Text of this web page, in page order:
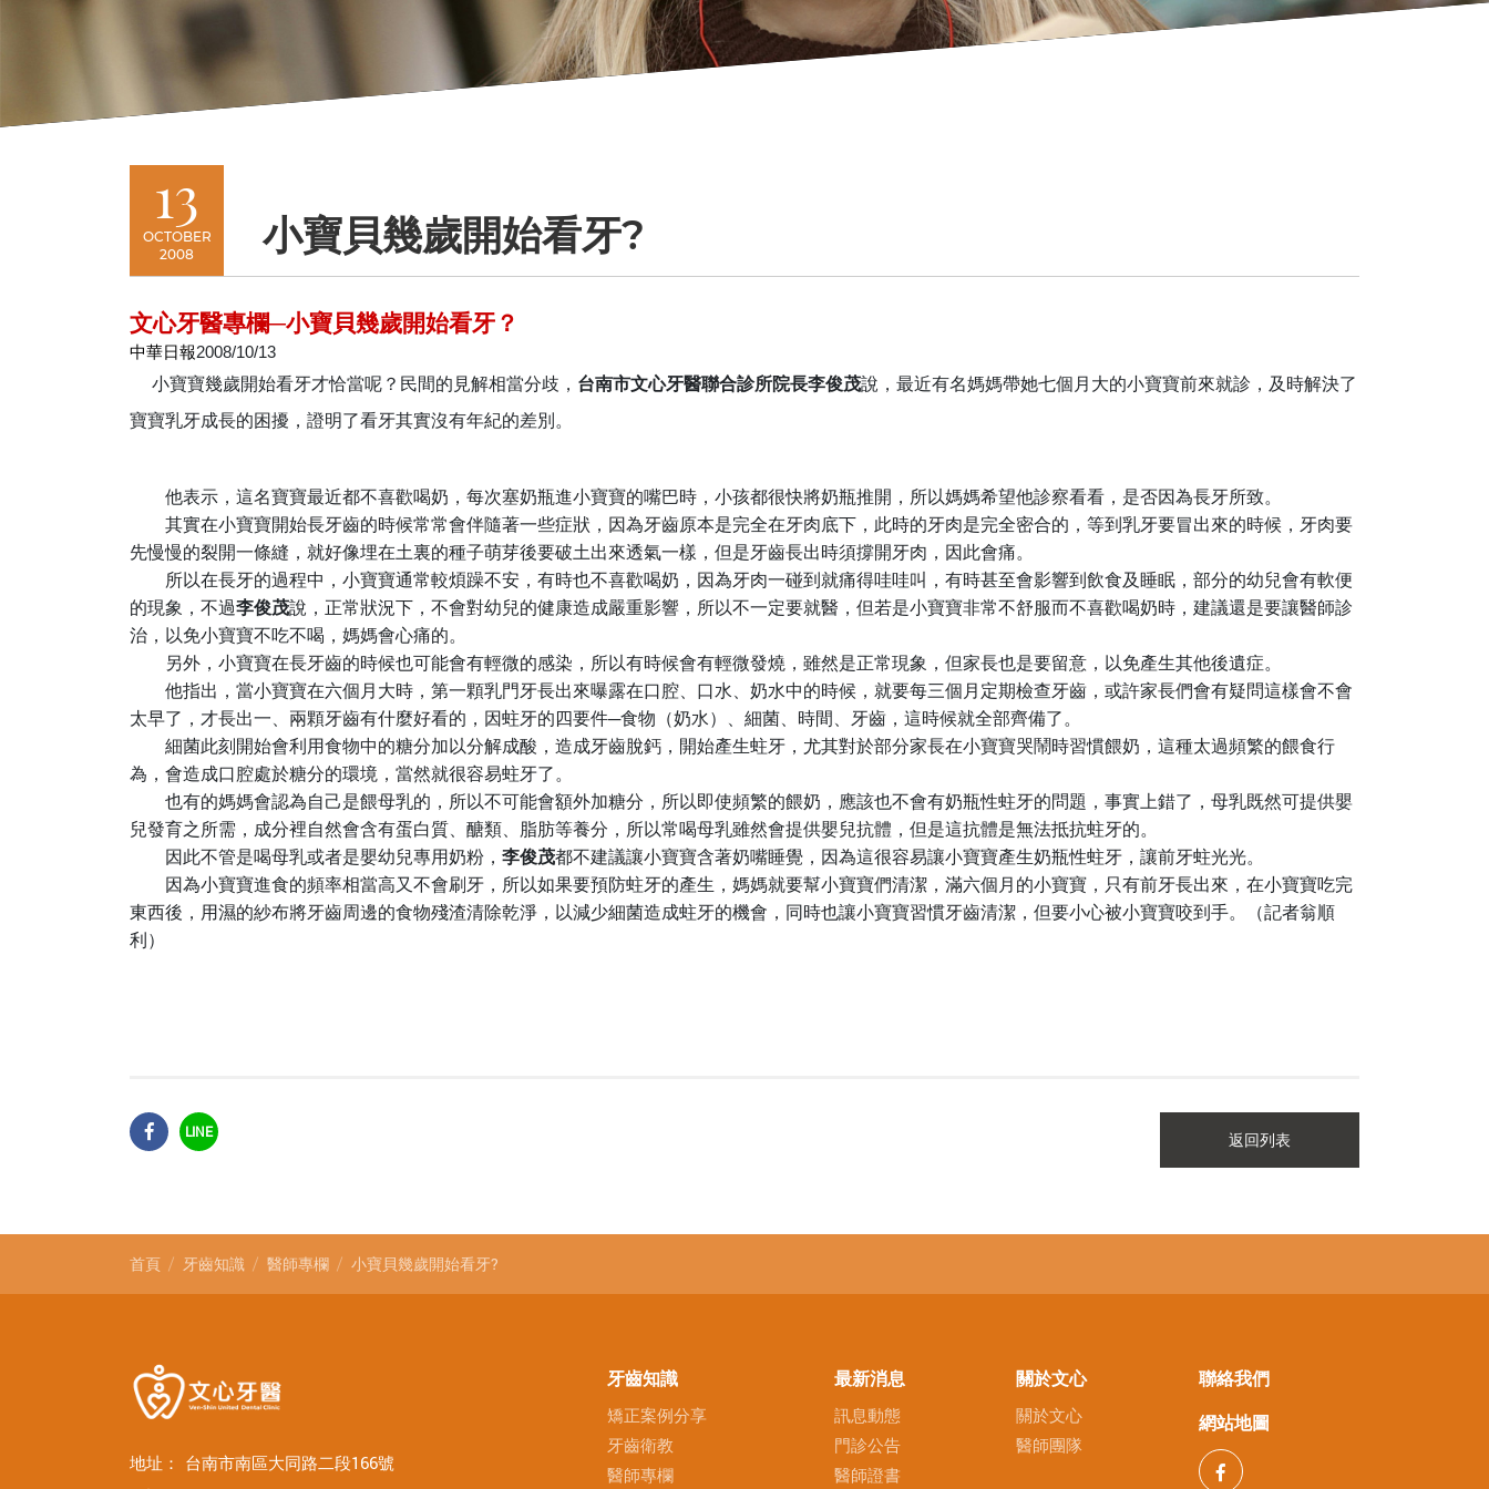
13
OCTOBER
2008
小寶貝幾歲開始看牙?
文心牙醫專欄─小寶貝幾歲開始看牙？
中華日報2008/10/13
小寶寶幾歲開始看牙才恰當呢？民間的見解相當分歧， 台南市文心牙醫聯合診所院長李俊茂說，最近有名媽媽帶她七個月大的小寶寶前來就診，及時解決了
寶寶乳牙成長的困擾，證明了看牙其實沒有年紀的差別。
他表示，這名寶寶最近都不喜歡喝奶，每次塞奶瓶進小寶寶的嘴巴時，小孩都很快將奶瓶推開，所以媽媽希望他診察看看，是否因為長牙所致。
其實在小寶寶開始長牙齒的時候常常會伴隨著一些症狀，因為牙齒原本是完全在牙肉底下，此時的牙肉是完全密合的，等到乳牙要冒出來的時候，牙肉要
先慢慢的裂開一條縫，就好像埋在土裏的種子萌芽後要破土出來透氣一樣，但是牙齒長出時須撐開牙肉，因此會痛。
所以在長牙的過程中，小寶寶通常較煩躁不安，有時也不喜歡喝奶，因為牙肉一碰到就痛得哇哇叫，有時甚至會影響到飲食及睡眠，部分的幼兒會有軟便
的現象，不過李俊茂說，正常狀況下，不會對幼兒的健康造成嚴重影響，所以不一定要就醫，但若是小寶寶非常不舒服而不喜歡喝奶時，建議還是要讓醫師診
治，以免小寶寶不吃不喝，媽媽會心痛的。
另外，小寶寶在長牙齒的時候也可能會有輕微的感染，所以有時候會有輕微發燒，雖然是正常現象，但家長也是要留意，以免產生其他後遺症。
他指出，當小寶寶在六個月大時，第一顆乳門牙長出來曝露在口腔、口水、奶水中的時候，就要每三個月定期檢查牙齒，或許家長們會有疑問這樣會不會
太早了，才長出一、兩顆牙齒有什麼好看的，因蛀牙的四要件─食物（奶水）、細菌、時間、牙齒，這時候就全部齊備了。
細菌此刻開始會利用食物中的糖分加以分解成酸，造成牙齒脫鈣，開始產生蛀牙，尤其對於部分家長在小寶寶哭鬧時習慣餵奶，這種太過頻繁的餵食行
為，會造成口腔處於糖分的環境，當然就很容易蛀牙了。
也有的媽媽會認為自己是餵母乳的，所以不可能會額外加糖分，所以即使頻繁的餵奶，應該也不會有奶瓶性蛀牙的問題，事實上錯了，母乳既然可提供嬰
兒發育之所需，成分裡自然會含有蛋白質、醣類、脂肪等養分，所以常喝母乳雖然會提供嬰兒抗體，但是這抗體是無法抵抗蛀牙的。
因此不管是喝母乳或者是嬰幼兒專用奶粉， 李俊茂都不建議讓小寶寶含著奶嘴睡覺，因為這很容易讓小寶寶產生奶瓶性蛀牙，讓前牙蛀光光。
因為小寶寶進食的頻率相當高又不會刷牙，所以如果要預防蛀牙的產生，媽媽就要幫小寶寶們清潔，滿六個月的小寶寶，只有前牙長出來，在小寶寶吃完
東西後，用濕的紗布將牙齒周邊的食物殘渣清除乾淨，以減少細菌造成蛀牙的機會，同時也讓小寶寶習慣牙齒清潔，但要小心被小寶寶咬到手。（記者翁順
利）
LINE 返回列表
首頁 牙齒知識 醫師專欄 小寶貝幾歲開始看牙?
地址： 台南市南區大同路二段166號
牙齒知識
矯正案例分享
牙齒衛教
醫師專欄
最新消息
訊息動態
門診公告
醫師證書
關於文心
關於文心
醫師團隊
聯絡我們
網站地圖